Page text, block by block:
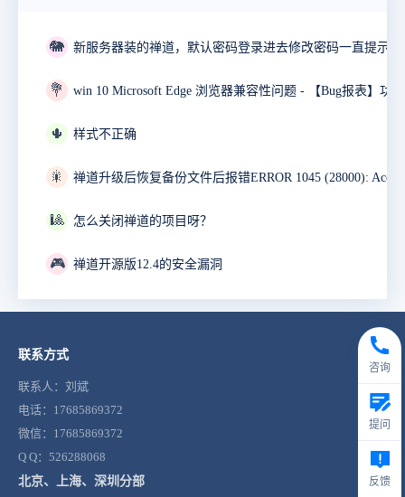
🐘
💐
🌵 样式不正确
🎇
🎱 怎么关闭禅道的项目呀？
🎮 禅道开源版12.4的安全漏洞
联系方式
联系人：刘斌
电话：17685869372
微信：17685869372
Q Q：526288068
北京、上海、深圳分部
咨询
提问
反馈